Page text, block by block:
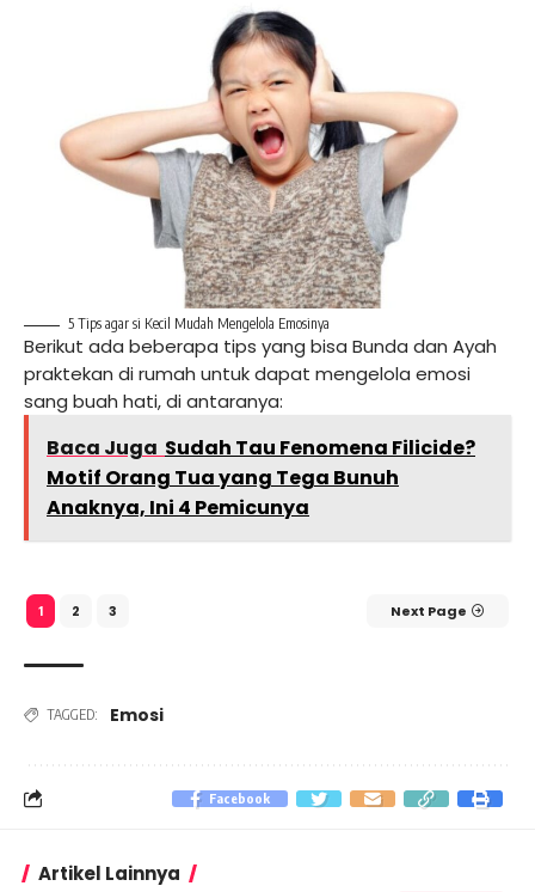
5 Tips agar si Kecil Mudah Mengelola Emosinya
Berikut ada beberapa tips yang bisa Bunda dan Ayah
praktekan di rumah untuk dapat mengelola emosi
sang buah hati, di antaranya:
Baca Juga Sudah Tau Fenomena Filicide?
Motif Orang Tua yang Tega Bunuh
Anaknya, Ini 4 Pemicunya
1 2 3 Next Page
TAGGED: Emosi
Facebook
Artikel Lainnya